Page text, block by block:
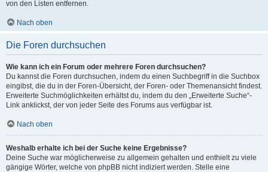
von den Listen entfernen.
Nach oben
Die Foren durchsuchen
Wie kann ich ein Forum oder mehrere Foren durchsuchen?
Du kannst die Foren durchsuchen, indem du einen Suchbegriff in die Suchbox
eingibst, die du in der Foren-Übersicht, der Foren- oder Themenansicht findest.
Erweiterte Suchmöglichkeiten erhältst du, indem du den „Erweiterte Suche“-
Link anklickst, der von jeder Seite des Forums aus verfügbar ist.
Nach oben
Weshalb erhalte ich bei der Suche keine Ergebnisse?
Deine Suche war möglicherweise zu allgemein gehalten und enthielt zu viele
gängige Wörter, welche von phpBB nicht indiziert werden. Stelle eine